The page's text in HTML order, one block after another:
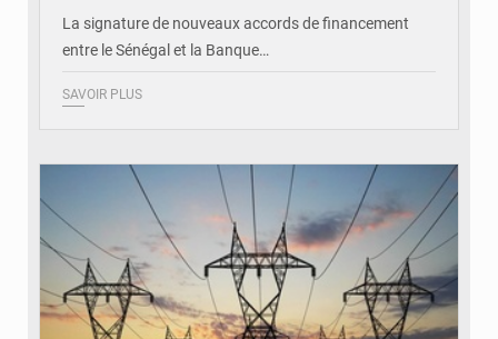
La signature de nouveaux accords de financement
entre le Sénégal et la Banque…
SAVOIR PLUS